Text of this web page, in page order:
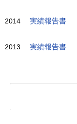
2014 実績報告書
2013 実績報告書